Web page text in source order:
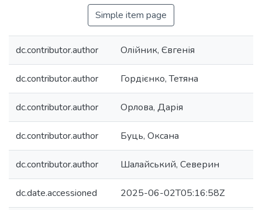
Simple item page
dc.contributor.author Олійник, Євгенія
dc.contributor.author Гордієнко, Тетяна
dc.contributor.author Орлова, Дарія
dc.contributor.author Буць, Оксана
dc.contributor.author Шалайський, Северин
dc.date.accessioned 2025-06-02T05:16:58Z